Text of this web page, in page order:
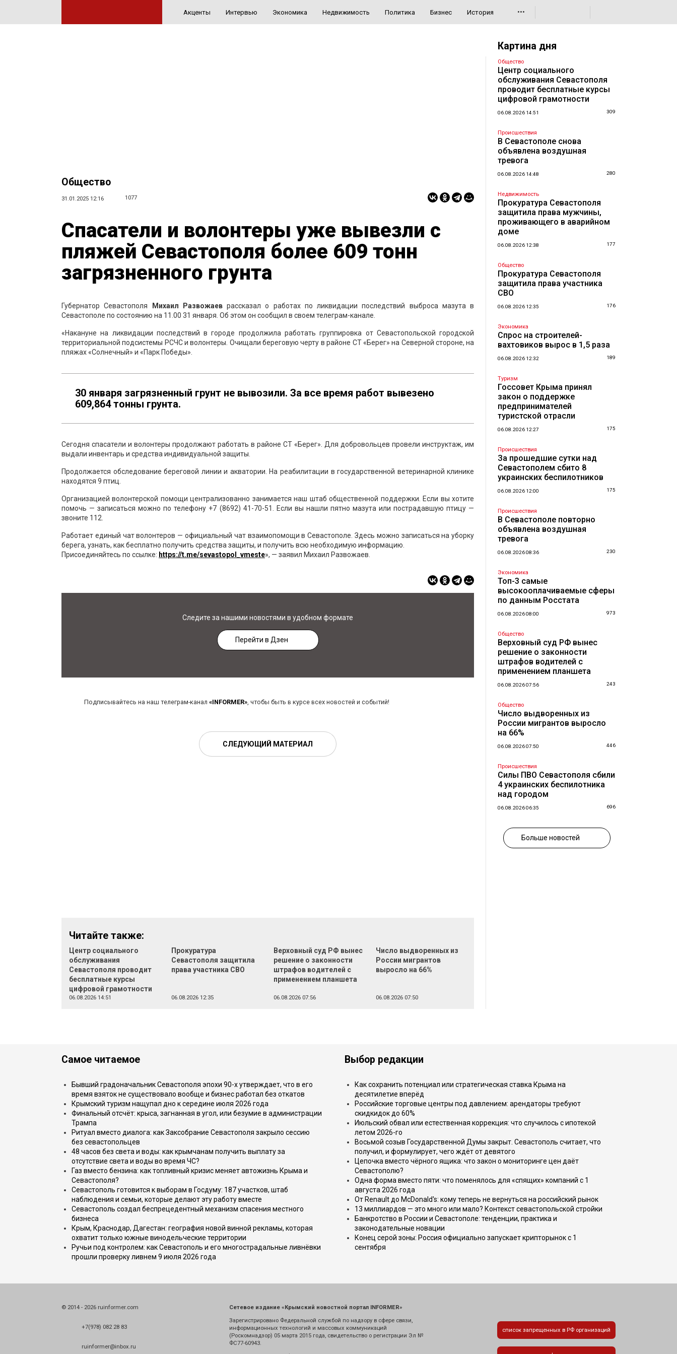
Акценты Интервью Экономика Недвижимость Политика Бизнес История •••
Общество
31.01.2025 12:16 1077
Спасатели и волонтеры уже вывезли с
пляжей Севастополя более 609 тонн
загрязненного грунта
Губернатор Севастополя Михаил Развожаеврассказал о работах по ликвидации последствий выброса мазута в
Севастополе по состоянию на 11.00 31 января. Об этом он сообщил в своем телеграм-канале.
«Накануне на ликвидации последствий в городе продолжила работать группировка от Севастопольской городской
территориальной подсистемы РСЧС и волонтеры. Очищали береговую черту в районе СТ «Берег» на Северной стороне, на
пляжах «Солнечный» и «Парк Победы».
30 января загрязненный грунт не вывозили. За все время работ вывезено
609,864 тонны грунта.
Сегодня спасатели и волонтеры продолжают работать в районе СТ «Берег». Для добровольцев провели инструктаж, им
выдали инвентарь и средства индивидуальной защиты.
Продолжается обследование береговой линии и акватории. На реабилитации в государственной ветеринарной клинике
находятся 9 птиц.
Организацией волонтерской помощи централизованно занимается наш штаб общественной поддержки. Если вы хотите
помочь — записаться можно по телефону +7 (8692) 41-70-51
. Если вы нашли пятно мазута или пострадавшую птицу —
звоните 112.
Работает единый чат волонтеров — официальный чат взаимопомощи в Севастополе. Здесь можно записаться на уборку
берега, узнать, как бесплатно получить средства защиты, и получить всю необходимую информацию.
Присоединяйтесь по ссылке: https://t.me/sevastopol_vmeste», — заявил Михаил Развожаев.
Следите за нашими новостями в удобном формате
Перейти в Дзен
Подписывайтесь на наш телеграм-канал «INFORMER», чтобы быть в курсе всех новостей и событий!
СЛЕДУЮЩИЙ МАТЕРИАЛ
Читайте также:
Центр социального
обслуживания
Севастополя проводит
бесплатные курсы
цифровой грамотности
06.08.2026 14:51
Прокуратура
Севастополя защитила
права участника СВО
06.08.2026 12:35
Верховный суд РФ вынес
решение о законности
штрафов водителей с
применением планшета
06.08.2026 07:56
Число выдворенных из
России мигрантов
выросло на 66%
06.08.2026 07:50
Картина дня
Общество
Центр социального
обслуживания Севастополя
проводит бесплатные курсы
цифровой грамотности
06.08.2026 14:51 309
Происшествия
В Севастополе снова
объявлена воздушная
тревога
06.08.2026 14:48 280
Недвижимость
Прокуратура Севастополя
защитила права мужчины,
проживающего в аварийном
доме
06.08.2026 12:38 177
Общество
Прокуратура Севастополя
защитила права участника
СВО
06.08.2026 12:35 176
Экономика
Спрос на строителей-
вахтовиков вырос в 1,5 раза
06.08.2026 12:32 189
Туризм
Госсовет Крыма принял
закон о поддержке
предпринимателей
туристской отрасли
06.08.2026 12:27 175
Происшествия
За прошедшие сутки над
Севастополем сбито 8
украинских беспилотников
06.08.2026 12:00 175
Происшествия
В Севастополе повторно
объявлена воздушная
тревога
06.08.2026 08:36 230
Экономика
Топ-3 самые
высокооплачиваемые сферы
по данным Росстата
06.08.2026 08:00 973
Общество
Верховный суд РФ вынес
решение о законности
штрафов водителей с
применением планшета
06.08.2026 07:56 243
Общество
Число выдворенных из
России мигрантов выросло
на 66%
06.08.2026 07:50 446
Происшествия
Силы ПВО Севастополя сбили
4 украинских беспилотника
над городом
06.08.2026 06:35 696
Больше новостей
Самое читаемое
Бывший градоначальник Севастополя эпохи 90-х утверждает, что в его
время взяток не существовало вообще и бизнес работал без откатов
Крымский туризм нащупал дно к середине июля 2026 года
Финальный отсчёт: крыса, загнанная в угол, или безумие в администрации
Трампа
Ритуал вместо диалога: как Заксобрание Севастополя закрыло сессию
без севастопольцев
48 часов без света и воды: как крымчанам получить выплату за
отсутствие света и воды во время ЧС?
Газ вместо бензина: как топливный кризис меняет автожизнь Крыма и
Севастополя?
Севастополь готовится к выборам в Госдуму: 187 участков, штаб
наблюдения и семьи, которые делают эту работу вместе
Севастополь создал беспрецедентный механизм спасения местного
бизнеса
Крым, Краснодар, Дагестан: география новой винной рекламы, которая
охватит только южные винодельческие территории
Ручьи под контролем: как Севастополь и его многострадальные ливнёвки
прошли проверку ливнем 9 июля 2026 года
Выбор редакции
Как сохранить потенциал или стратегическая ставка Крыма на
десятилетие вперёд
Российские торговые центры под давлением: арендаторы требуют
скидкидок до 60%
Июльский обвал или естественная коррекция: что случилось с ипотекой
летом 2026-го
Восьмой созыв Государственной Думы закрыт. Севастополь считает, что
получил, и формулирует, чего ждёт от девятого
Цепочка вместо чёрного ящика: что закон о мониторинге цен даёт
Севастополю?
Одна форма вместо пяти: что поменялось для «спящих» компаний с 1
августа 2026 года
От Renault до McDonald's: кому теперь не вернуться на российский рынок
13 миллиардов — это много или мало? Контекст севастопольской стройки
Банкротство в России и Севастополе: тенденции, практика и
законодательные новации
Конец серой зоны: Россия официально запускает крипторынок с 1
сентября
© 2014 - 2026 ruinformer.com
+7(978) 082 28 83
ruinformer@inbox.ru
Сетевое издание «Крымский новостной портал INFORMER»
Зарегистрировано Федеральной службой по надзору в сфере связи,
информационных технологий и массовых коммуникаций
(Роскомнадзор) 05 марта 2015 года, свидетельство о регистрации Эл №
ФС77-60943.
список запрещенных в РФ организаций